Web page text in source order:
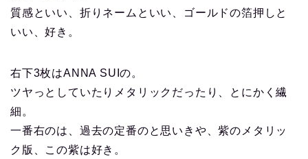
質感といい、折りネームといい、ゴールドの箔押しと
いい、好き。
右下3枚はANNA SUIの。
ツヤっとしていたりメタリックだったり、とにかく繊
細。
一番右のは、過去の定番のと思いきや、紫のメタリッ
ク版、この紫は好き。